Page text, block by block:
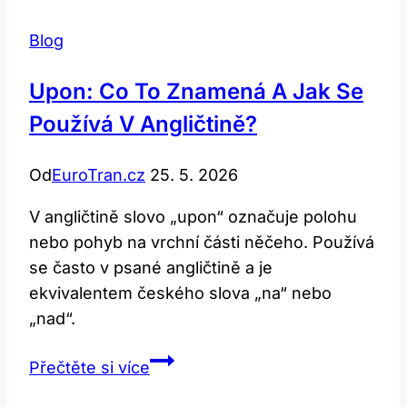
Blog
Upon: Co To Znamená A Jak Se
Používá V Angličtině?
OdEuroTran.cz 25. 5. 2026
V angličtině slovo „upon“ označuje polohu
nebo pohyb na vrchní části něčeho. Používá
se často v psané angličtině a je
ekvivalentem českého slova „na“ nebo
„nad“.
Přečtěte si víceUpon: